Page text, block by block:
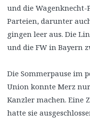
und die
Parteien, darunter
gingen leer aus. Die
und die FW in Bayern
Die Sommerpause im
Union konnte Merz
Kanzler machen. Eine
hatte sie